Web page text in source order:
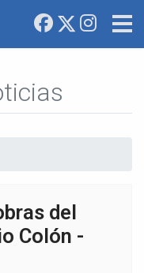
del
Colón -